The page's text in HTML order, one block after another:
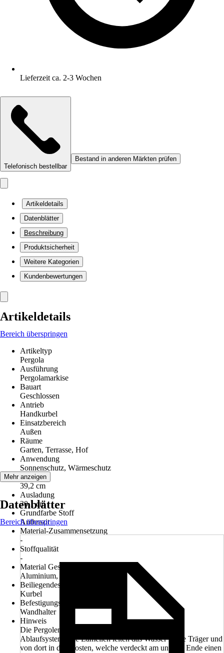
Lieferzeit ca. 2-3 Wochen
Telefonisch bestellbar
Bestand in anderen Märkten prüfen
Artikeldetails
Datenblätter
Beschreibung
Produktsicherheit
Weitere Kategorien
Kundenbewertungen
Artikeldetails
Bereich überspringen
Artikeltyp
Pergola
Ausführung
Pergolamarkise
Bauart
Geschlossen
Antrieb
Handkurbel
Einsatzbereich
Außen
Räume
Garten, Terrasse, Hof
Anwendung
Sonnenschutz, Wärmeschutz
Breite
39,2 cm
Ausladung
30,1 cm
Grundfarbe Stoff
Anthrazit
Material-Zusammensetzung
-
Stoffqualität
-
Material Gestell
Aluminium, Stahl
Beiliegendes Zubehör
Kurbel
Befestigungsart
Wandhalter
Hinweis
Die Pergolen verfügen über ein integriertes Wasser-
Ablaufsystem. Die Lamellen leiten das Wasser in die Träger und
von dort in die Pfosten, welche verdeckt am unteren Ende einen
Mehr anzeigen
Datenblätter
Bereich überspringen